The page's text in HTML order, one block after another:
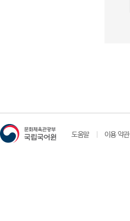
도움말 이용 약관